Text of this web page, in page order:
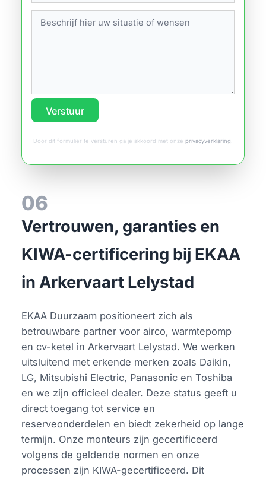
Verstuur
Door dit formulier te versturen ga je akkoord met onze privacyverklaring
06
Vertrouwen, garanties en
KIWA-certificering bij EKAA
in Arkervaart Lelystad
EKAA Duurzaam positioneert zich als
betrouwbare partner voor airco, warmtepomp
en cv-ketel in Arkervaart Lelystad. We werken
uitsluitend met erkende merken zoals Daikin,
LG, Mitsubishi Electric, Panasonic en Toshiba
en we zijn officieel dealer. Deze status geeft u
direct toegang tot service en
reserveonderdelen en biedt zekerheid op lange
termijn. Onze monteurs zijn gecertificeerd
volgens de geldende normen en onze
processen zijn KIWA-gecertificeerd. Dit